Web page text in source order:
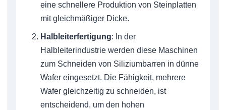
eine schnellere Produktion von Steinplatten
mit gleichmäßiger Dicke.
Halbleiterfertigung: In der
Halbleiterindustrie werden diese Maschinen
zum Schneiden von Siliziumbarren in dünne
Wafer eingesetzt. Die Fähigkeit, mehrere
Wafer gleichzeitig zu schneiden, ist
entscheidend, um den hohen